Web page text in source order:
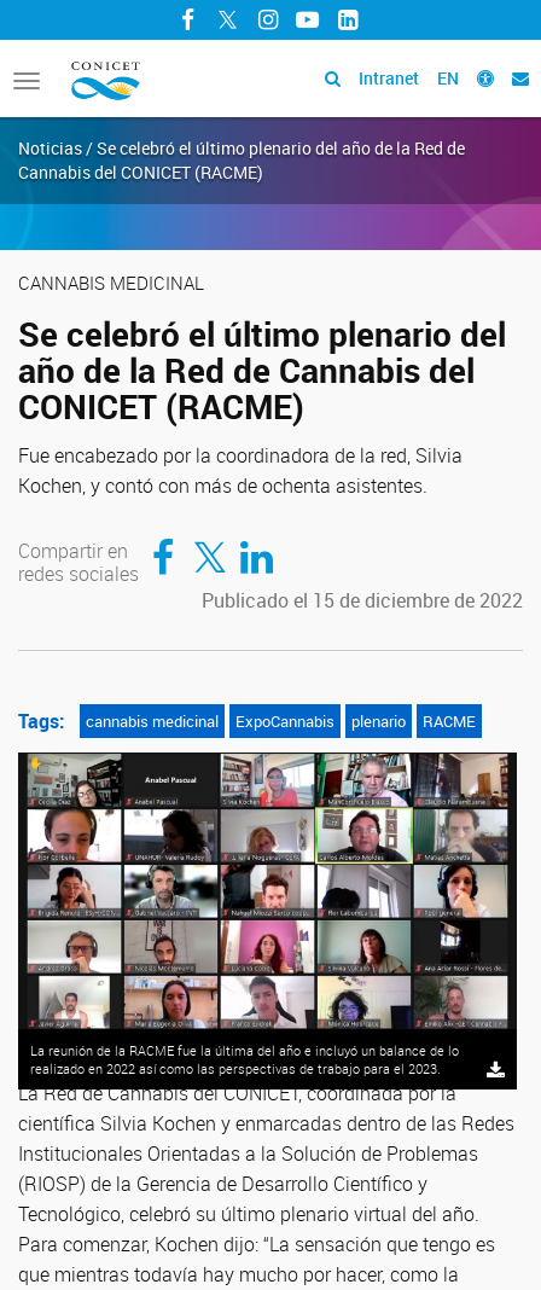
Facebook
TwitterInstagram
YouTubeLinkedIn
Toggle
navigation
Intranet EN
Noticias / Se celebró el último plenario del año de la Red de
Cannabis del CONICET (RACME)
CANNABIS MEDICINAL
Se celebró el último plenario del
año de la Red de Cannabis del
CONICET (RACME)
Fue encabezado por la coordinadora de la red, Silvia
Kochen, y contó con más de ochenta asistentes.
Compartir en
redes sociales
Compartir en Facebook
Compartir en TwitterCompartir en LinkedIn
Publicado el 15 de diciembre de 2022
Tags: cannabis medicinal ExpoCannabis plenario RACME
La reunión de la RACME fue la última del año e incluyó un balance de lo
realizado en 2022 así como las perspectivas de trabajo para el 2023.
La Red de Cannabis del CONICET, coordinada por la
científica Silvia Kochen y enmarcadas dentro de las Redes
Institucionales Orientadas a la Solución de Problemas
(RIOSP) de la Gerencia de Desarrollo Científico y
Tecnológico, celebró su último plenario virtual del año.
Para comenzar, Kochen dijo: “La sensación que tengo es
que mientras todavía hay mucho por hacer, como la